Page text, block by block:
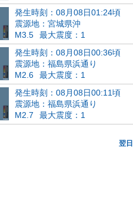
発生時刻：08月08日01:24頃
震源地：宮城県沖
M3.5
最大震度：1
発生時刻：08月08日00:36頃
震源地：福島県浜通り
M2.6
最大震度：1
発生時刻：08月08日00:11頃
震源地：福島県浜通り
M2.7
最大震度：1
翌日